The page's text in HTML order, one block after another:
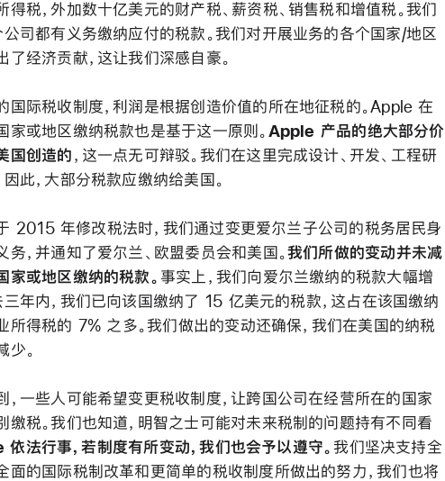
得税，外加数十亿美元的财产税、薪资税、销售税和增值税。我们
公司都有义务缴纳应付的税款。我们对开展业务的各个国家/地区
了经济贡献，这让我们深感自豪。
国际税收制度，利润是根据创造价值的所在地征税的。Apple 在
家或地区缴纳税款也是基于这一原则。 Apple 产品的绝大部分价
国创造的 ，这一点无可辩驳。我们在这里完成设计、开发、工程研
因此，大部分税款应缴纳给美国。
2015 年修改税法时，我们通过变更爱尔兰子公司的税务居民身
务，并通知了爱尔兰、欧盟委员会和美国。我们所做的变动并未减
家或地区缴纳的税款。 事实上，我们向爱尔兰缴纳的税款大幅增
三年内，我们已向该国缴纳了 15 亿美元的税款，这占在该国缴纳
所得税的 7% 之多。我们做出的变动还确保，我们在美国的纳税
少。
，一些人可能希望变更税收制度，让跨国公司在经营所在的国家
缴税。我们也知道，明智之士可能对未来税制的问题持有不同看
法行事，若制度有所变动，我们也会予以遵守。我们坚决支持全
面的国际税制改革和更简单的税收制度所做出的努力，我们也将